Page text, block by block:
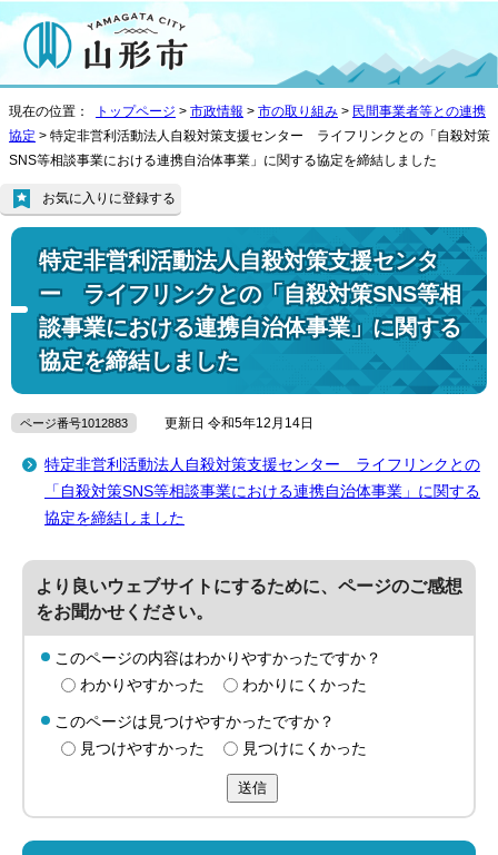
現在の位置： トップページ > 市政情報 > 市の取り組み > 民間事業者等との連携
協定 > 特定非営利活動法人自殺対策支援センター ライフリンクとの「自殺対策
SNS等相談事業における連携自治体事業」に関する協定を締結しました
特定非営利活動法人自殺対策支援センタ
ー ライフリンクとの「自殺対策SNS等相
談事業における連携自治体事業」に関する
協定を締結しました
お気に入りに登録する
ページ番号1012883 更新日 令和5年12月14日
特定非営利活動法人自殺対策支援センター ライフリンクとの
「自殺対策SNS等相談事業における連携自治体事業」に関する
協定を締結しました
より良いウェブサイトにするために、ページのご感想
をお聞かせください。
このページの内容はわかりやすかったですか？
わかりやすかった
わかりにくかった
このページは見つけやすかったですか？
見つけやすかった
見つけにくかった
送信